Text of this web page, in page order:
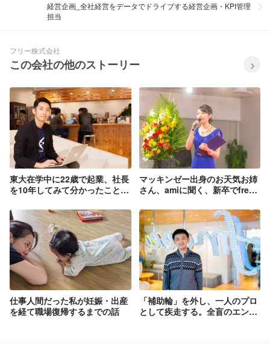
経営企画_全社経営をデータでドライブする経営企画・KPI管理
担当
フリー株式会社
この会社の他のストーリー
東大在学中に22歳で起業、社長
を10年してみて分かったこと。
マッキンゼー出身のお天気お姉
さん、amiに聞く、新卒でfreee
仕事人間だった私が妊娠・出産
を経て職場復帰するまでの話
「補助輪」を外し、一人のプロ
として疾走する。全盲のエンジ